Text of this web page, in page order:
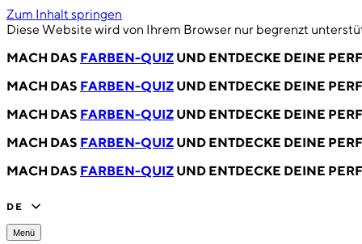
Zum Inhalt springen
Diese Website wird von Ihrem Browser nur begrenzt
MACH DAS FARBEN-QUIZ UND ENTDECKE DEINE
MACH DAS FARBEN-QUIZ UND ENTDECKE DEINE
MACH DAS FARBEN-QUIZ UND ENTDECKE DEINE
MACH DAS FARBEN-QUIZ UND ENTDECKE DEINE
MACH DAS FARBEN-QUIZ UND ENTDECKE DEINE
DE
Menü